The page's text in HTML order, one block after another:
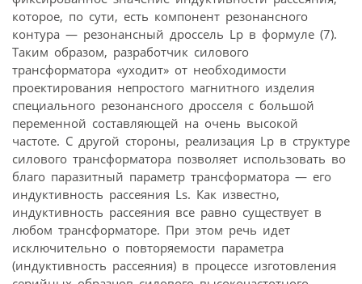
которое, по сути, есть компонент резонансного
контура — резонансный дроссель Lр в формуле (7).
Таким образом, разработчик силового
трансформатора «уходит» от необходимости
проектирования непростого магнитного изделия
специального резонансного дросселя с большой
переменной составляющей на очень высокой
частоте. С другой стороны, реализация Lр в структуре
силового трансформатора позволяет использовать во
благо паразитный параметр трансформатора — его
индуктивность рассеяния Ls. Как известно,
индуктивность рассеяния все равно существует в
любом трансформаторе. При этом речь идет
исключительно о повторяемости параметра
(индуктивность рассеяния) в процессе изготовления